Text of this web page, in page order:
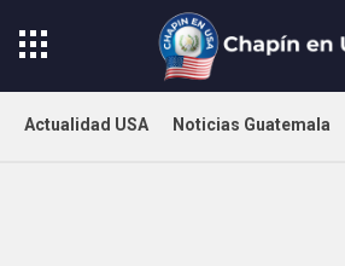
Actualidad USA Noticias Guatemala